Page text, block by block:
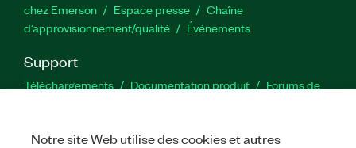
chez Emerson
Espace presse
Chaîne
d’approvisionnement/qualité
Événements
Support
Téléchargements Documentation produit
Forums de
Notre site Web utilise des cookies et autres